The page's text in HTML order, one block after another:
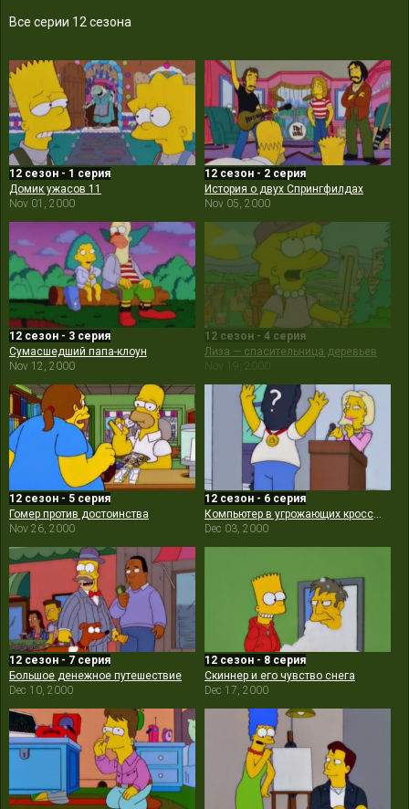
Все серии 12 сезона
12 сезон - 1 серия
Домик ужасов 11
Nov 01, 2000
12 сезон - 2 серия
История о двух Спрингфилдах
Nov 05, 2000
12 сезон - 3 серия
Сумасшедший папа-клоун
Nov 12, 2000
12 сезон - 4 серия
Лиза — спасительница деревьев
Nov 19, 2000
12 сезон - 5 серия
Гомер против достоинства
Nov 26, 2000
12 сезон - 6 серия
Dec 03, 2000
12 сезон - 7 серия
Большое денежное путешествие
Dec 10, 2000
12 сезон - 8 серия
Скиннер и его чувство снега
Dec 17, 2000